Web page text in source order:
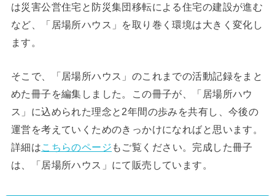
は災害公営住宅と防災集団移転による住宅の建設が進む
など、「居場所ハウス」を取り巻く環境は大きく変化し
ます。
そこで、「居場所ハウス」のこれまでの活動記録をまと
めた冊子を編集しました。この冊子が、「居場所ハウ
ス」に込められた理念と2年間の歩みを共有し、今後の
運営を考えていくためのきっかけになればと思います。
詳細はこちらのページ もご覧ください。完成した冊子
は、「居場所ハウス」にて販売しています。